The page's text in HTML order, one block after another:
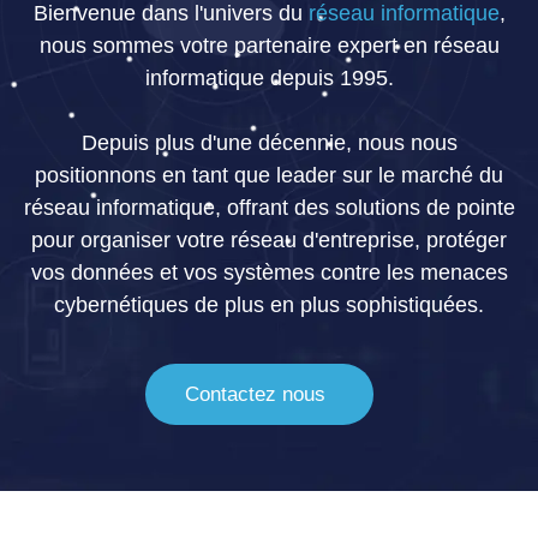
Bienvenue dans l'univers du réseau informatique,
nous sommes votre partenaire expert en réseau
informatique depuis 1995.
Depuis plus d'une décennie, nous nous
positionnons en tant que leader sur le marché du
réseau informatique, offrant des solutions de pointe
pour organiser votre réseau d'entreprise, protéger
vos données et vos systèmes contre les menaces
cybernétiques de plus en plus sophistiquées.
Contactez nous